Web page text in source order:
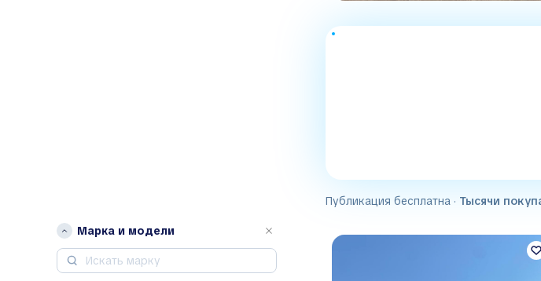
Марка и модели
Публикация бесплатна · Тысячи